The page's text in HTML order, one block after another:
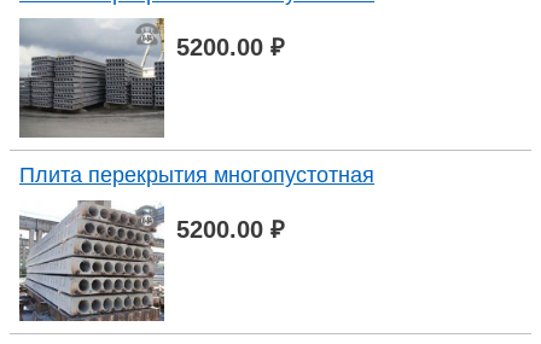
5200.00 ₽
Плита перекрытия многопустотная
5200.00 ₽